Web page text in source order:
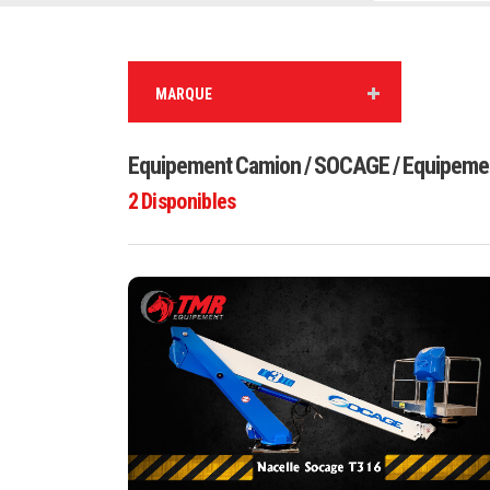
MARQUE
Equipement Camion / SOCAGE /
2Disponibles